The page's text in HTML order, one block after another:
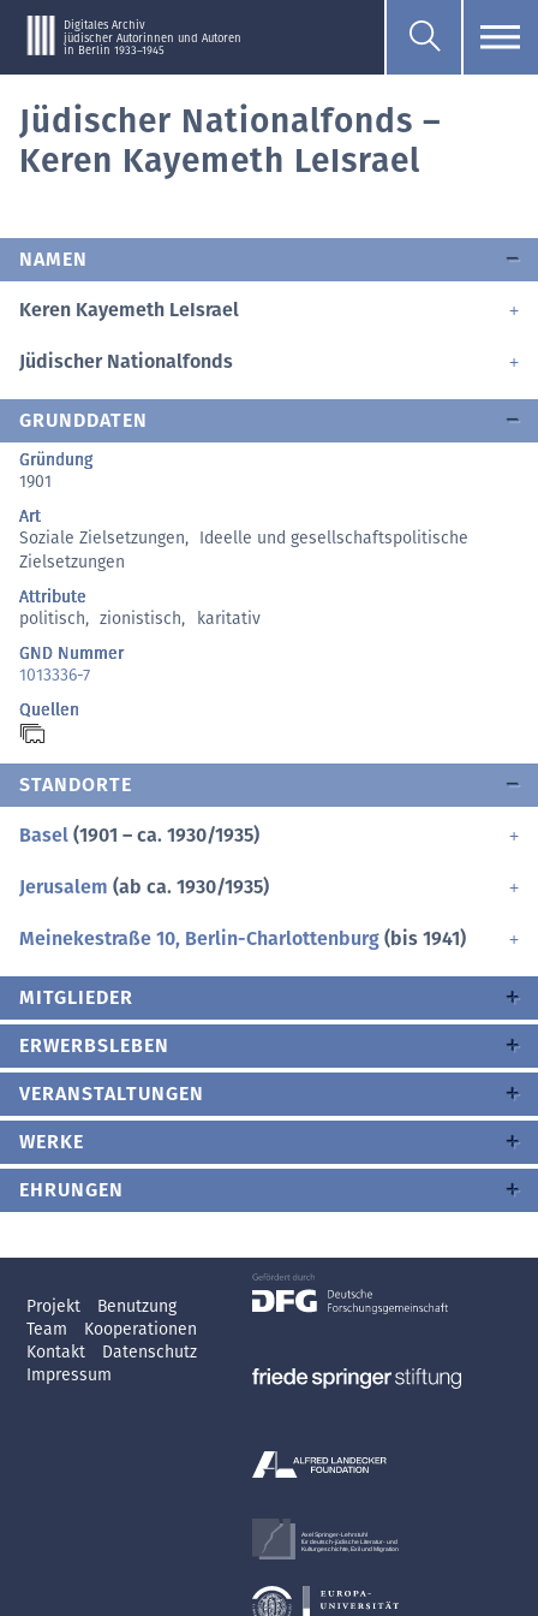
Digitales Archiv
jüdischer Autorinnen und Autoren
in Berlin 1933–1945
Jüdischer Nationalfonds –
Keren Kayemeth LeIsrael
NAMEN
Keren Kayemeth LeIsrael
Jüdischer Nationalfonds
GRUNDDATEN
Gründung
1901
Art
Soziale Zielsetzungen, Ideelle und gesellschaftspolitische
Zielsetzungen
Attribute
politisch, zionistisch,
karitativ
GND Nummer
1013336-7
Quellen
STANDORTE
Basel (1901 – ca. 1930/1935)
Jerusalem (ab ca. 1930/1935)
Meinekestraße 10, Berlin-Charlottenburg (bis 1941)
MITGLIEDER
ERWERBSLEBEN
VERANSTALTUNGEN
WERKE
EHRUNGEN
Projekt
Benutzung
Team
Kooperationen
Kontakt
Datenschutz
Impressum
Axel Springer-Lehrstuhl
für deutsch-jüdische Literatur- und
Kulturgeschichte, Exil und Migration